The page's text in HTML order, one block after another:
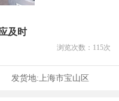
及时
浏览次数： 115次
发货地:上海市宝山区